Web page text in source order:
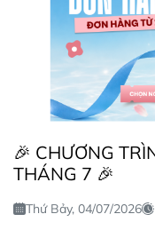
🎉 CHƯƠNG
THÁNG 7 🎉
Thứ Bảy, 04/07/2026